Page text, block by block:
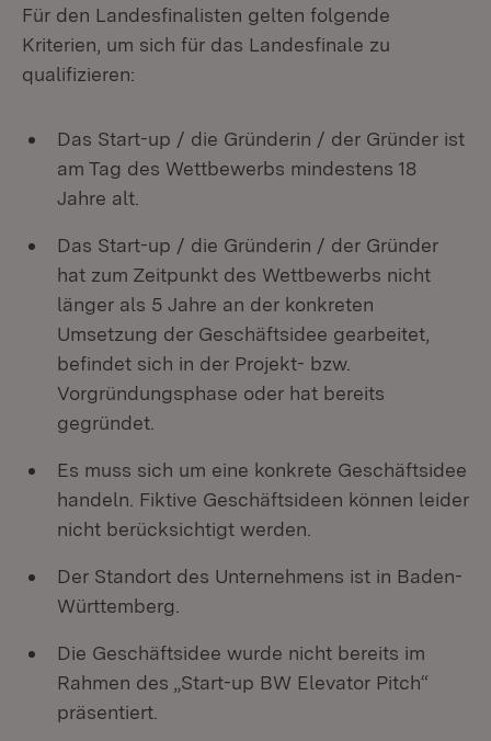
Für den Landesfinalisten gelten folgende
Kriterien, um sich für das Landesfinale zu
qualifizieren:
Das Start-up / die Gründerin / der Gründer ist
am Tag des Wettbewerbs mindestens 18
Jahre alt.
Das Start-up / die Gründerin / der Gründer
hat zum Zeitpunkt des Wettbewerbs nicht
länger als 5 Jahre an der konkreten
Umsetzung der Geschäftsidee gearbeitet,
befindet sich in der Projekt- bzw.
Vorgründungsphase oder hat bereits
gegründet.
Es muss sich um eine konkrete Geschäftsidee
handeln. Fiktive Geschäftsideen können leider
nicht berücksichtigt werden.
Der Standort des Unternehmens ist in Baden-
Württemberg.
Die Geschäftsidee wurde nicht bereits im
Rahmen des „Start-up BW Elevator Pitch“
präsentiert.